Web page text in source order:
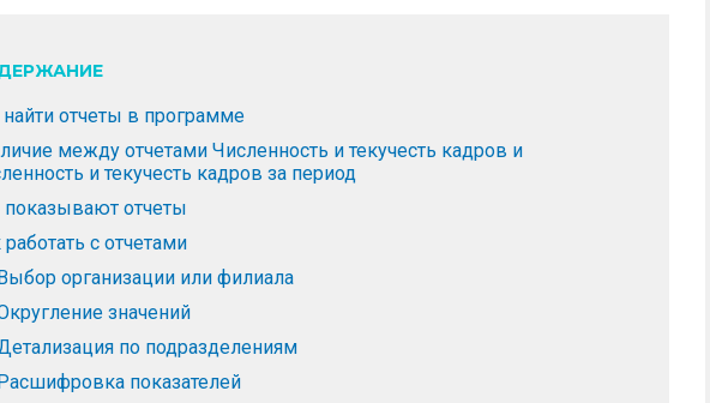
найти отчеты в программе
между отчетами Численность и текучесть кадров и
и текучесть кадров за период
показывают отчеты
работать с отчетами
организации или филиала
значений
по подразделениям
показателей